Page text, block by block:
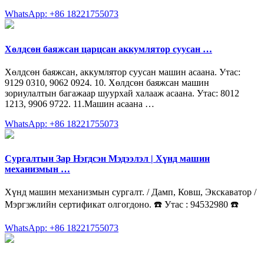
WhatsApp: +86 18221755073
Хөлдсөн баяжсан царцсан аккумлятор суусан …
Хөлдсөн баяжсан, аккумлятор суусан машин асаана. Утас:
9129 0310, 9062 0924. 10. Хөлдсөн баяжсан машин
зориулалтын багажаар шуурхай халааж асаана. Утас: 8012
1213, 9906 9722. 11.Машин асаана …
WhatsApp: +86 18221755073
Сургалтын Зар Нэгдсэн Мэдээлэл | Хүнд машин
механизмын …
Хүнд машин механизмын сургалт. / Дамп, Ковш, Экскаватор /
Мэргэжлийн сертификат олгогдоно. ☎️ Утас : 94532980 ☎️
WhatsApp: +86 18221755073